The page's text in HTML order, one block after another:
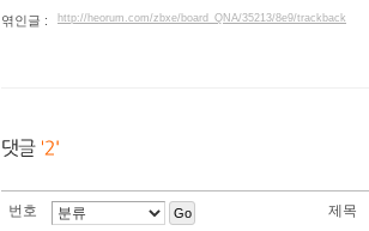
엮인글 : http://heorum.com/zbxe/board_QNA/35213/8e9/trackback
번호 Go 제목